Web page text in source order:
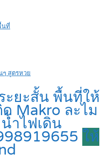
นที่
ๆ สูตรหวย
ะยะสั้น พื้นที่ให้
Makro ละไม
ำไฟเดิน
ให้